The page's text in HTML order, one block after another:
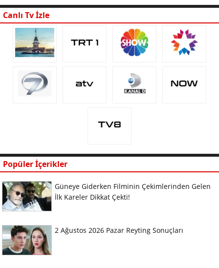
Canlı Tv İzle
Popüler İçerikler
Güneye Giderken Filminin Çekimlerinden Gelen
İlk Kareler Dikkat Çekti!
2 Ağustos 2026 Pazar Reyting Sonuçları